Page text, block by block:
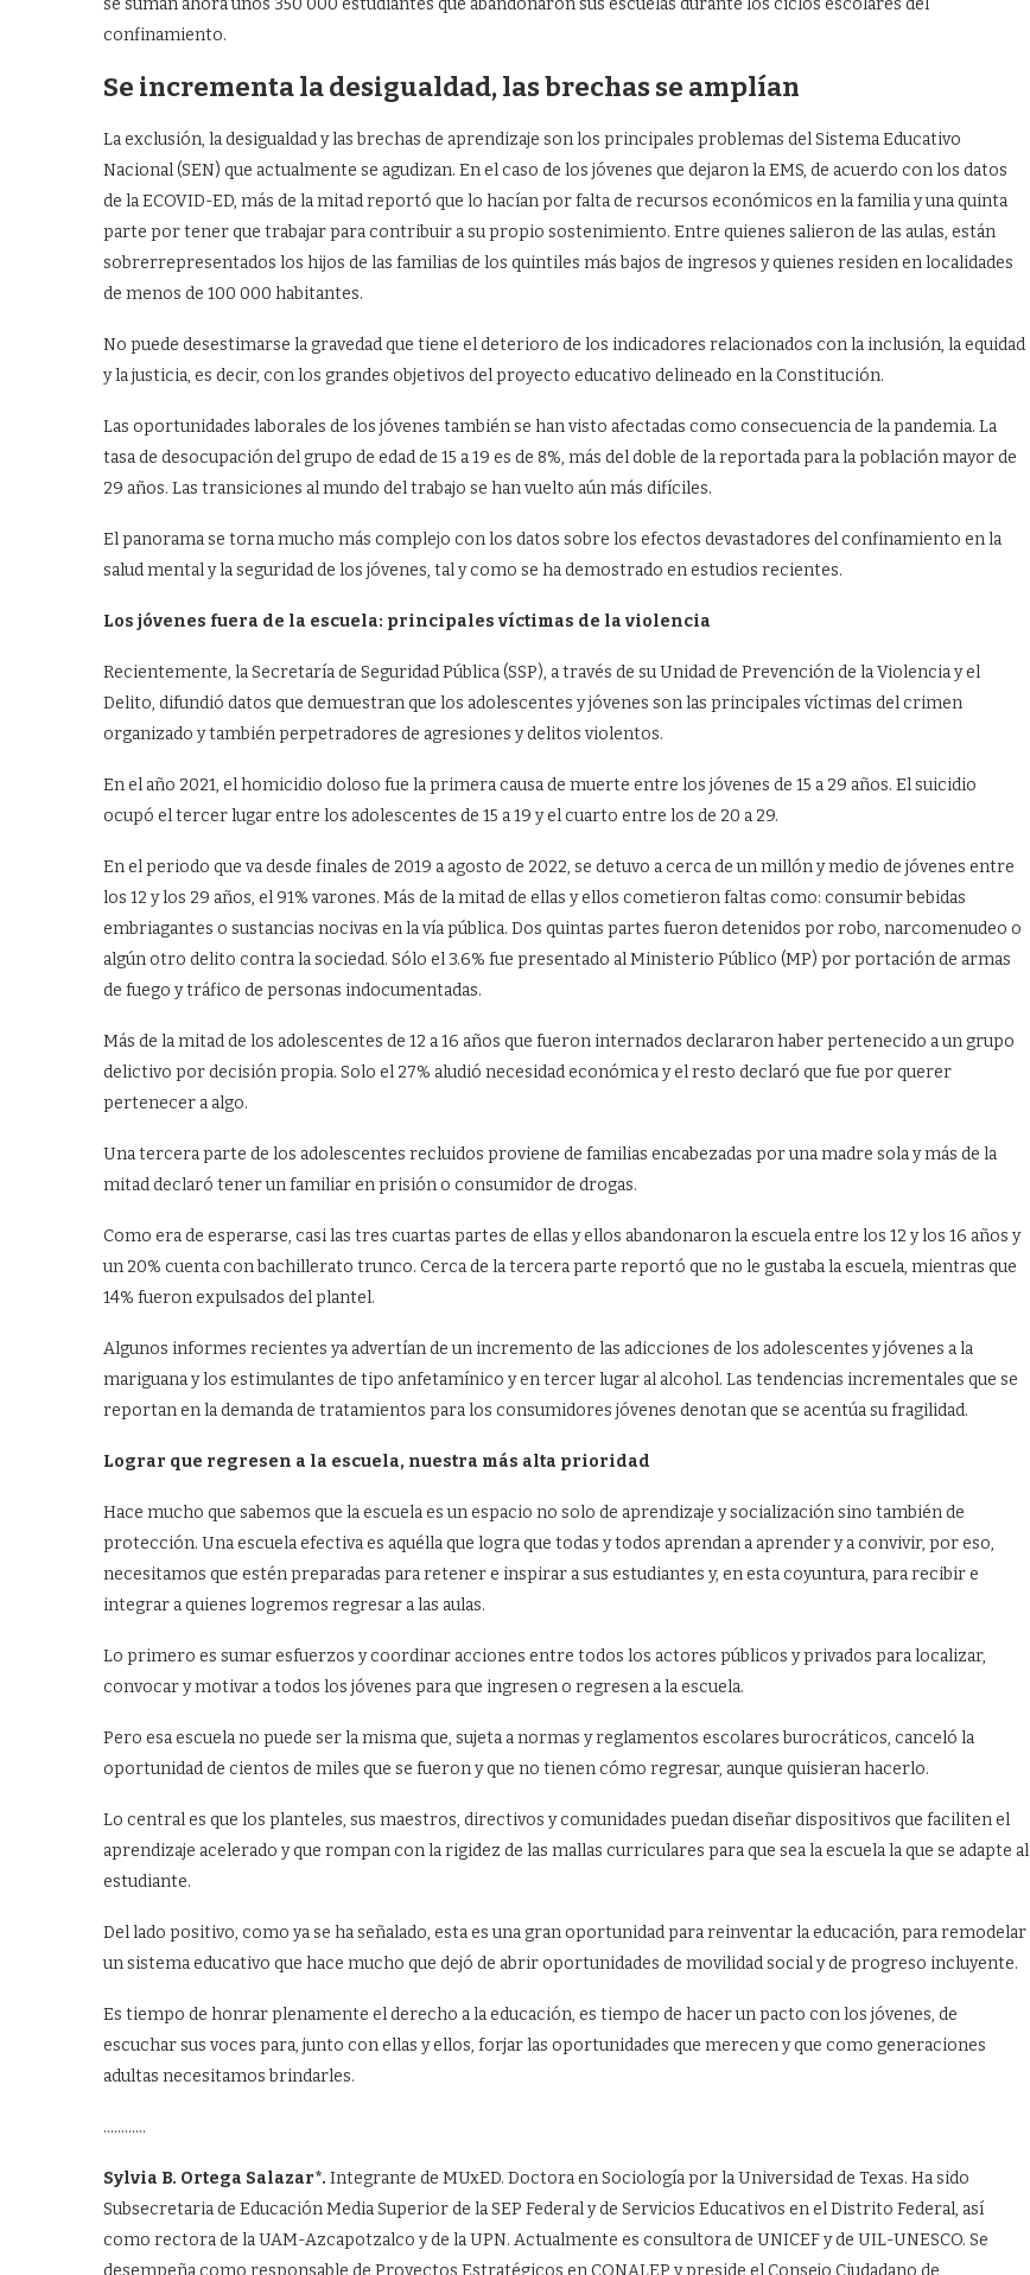
se suman ahora unos 350 000 estudiantes que abandonaron sus escuelas durante los ciclos escolares del
confinamiento.
Se incrementa la desigualdad, las brechas se amplían
La exclusión, la desigualdad y las brechas de aprendizaje son los principales problemas del Sistema Educativo
Nacional (SEN) que actualmente se agudizan. En el caso de los jóvenes que dejaron la EMS, de acuerdo con los datos
de la ECOVID-ED, más de la mitad reportó que lo hacían por falta de recursos económicos en la familia y una quinta
parte por tener que trabajar para contribuir a su propio sostenimiento. Entre quienes salieron de las aulas, están
sobrerrepresentados los hijos de las familias de los quintiles más bajos de ingresos y quienes residen en localidades
de menos de 100 000 habitantes.
No puede desestimarse la gravedad que tiene el deterioro de los indicadores relacionados con la inclusión, la equidad
y la justicia, es decir, con los grandes objetivos del proyecto educativo delineado en la Constitución.
Las oportunidades laborales de los jóvenes también se han visto afectadas como consecuencia de la pandemia. La
tasa de desocupación del grupo de edad de 15 a 19 es de 8%, más del doble de la reportada para la población mayor de
29 años. Las transiciones al mundo del trabajo se han vuelto aún más difíciles.
El panorama se torna mucho más complejo con los datos sobre los efectos devastadores del confinamiento en la
salud mental y la seguridad de los jóvenes, tal y como se ha demostrado en estudios recientes.
Los jóvenes fuera de la escuela: principales víctimas de la violencia
Recientemente, la Secretaría de Seguridad Pública (SSP), a través de su Unidad de Prevención de la Violencia y el
Delito, difundió datos que demuestran que los adolescentes y jóvenes son las principales víctimas del crimen
organizado y también perpetradores de agresiones y delitos violentos.
En el año 2021, el homicidio doloso fue la primera causa de muerte entre los jóvenes de 15 a 29 años. El suicidio
ocupó el tercer lugar entre los adolescentes de 15 a 19 y el cuarto entre los de 20 a 29.
En el periodo que va desde finales de 2019 a agosto de 2022, se detuvo a cerca de un millón y medio de jóvenes entre
los 12 y los 29 años, el 91% varones. Más de la mitad de ellas y ellos cometieron faltas como: consumir bebidas
embriagantes o sustancias nocivas en la vía pública. Dos quintas partes fueron detenidos por robo, narcomenudeo o
algún otro delito contra la sociedad. Sólo el 3.6% fue presentado al Ministerio Público (MP) por portación de armas
de fuego y tráfico de personas indocumentadas.
Más de la mitad de los adolescentes de 12 a 16 años que fueron internados declararon haber pertenecido a un grupo
delictivo por decisión propia. Solo el 27% aludió necesidad económica y el resto declaró que fue por querer
pertenecer a algo.
Una tercera parte de los adolescentes recluidos proviene de familias encabezadas por una madre sola y más de la
mitad declaró tener un familiar en prisión o consumidor de drogas.
Como era de esperarse, casi las tres cuartas partes de ellas y ellos abandonaron la escuela entre los 12 y los 16 años y
un 20% cuenta con bachillerato trunco. Cerca de la tercera parte reportó que no le gustaba la escuela, mientras que
14% fueron expulsados del plantel.
Algunos informes recientes ya advertían de un incremento de las adicciones de los adolescentes y jóvenes a la
mariguana y los estimulantes de tipo anfetamínico y en tercer lugar al alcohol. Las tendencias incrementales que se
reportan en la demanda de tratamientos para los consumidores jóvenes denotan que se acentúa su fragilidad.
Lograr que regresen a la escuela, nuestra más alta prioridad
Hace mucho que sabemos que la escuela es un espacio no solo de aprendizaje y socialización sino también de
protección. Una escuela efectiva es aquélla que logra que todas y todos aprendan a aprender y a convivir, por eso,
necesitamos que estén preparadas para retener e inspirar a sus estudiantes y, en esta coyuntura, para recibir e
integrar a quienes logremos regresar a las aulas.
Lo primero es sumar esfuerzos y coordinar acciones entre todos los actores públicos y privados para localizar,
convocar y motivar a todos los jóvenes para que ingresen o regresen a la escuela.
Pero esa escuela no puede ser la misma que, sujeta a normas y reglamentos escolares burocráticos, canceló la
oportunidad de cientos de miles que se fueron y que no tienen cómo regresar, aunque quisieran hacerlo.
Lo central es que los planteles, sus maestros, directivos y comunidades puedan diseñar dispositivos que faciliten el
aprendizaje acelerado y que rompan con la rigidez de las mallas curriculares para que sea la escuela la que se adapte al
estudiante.
Del lado positivo, como ya se ha señalado, esta es una gran oportunidad para reinventar la educación, para remodelar
un sistema educativo que hace mucho que dejó de abrir oportunidades de movilidad social y de progreso incluyente.
Es tiempo de honrar plenamente el derecho a la educación, es tiempo de hacer un pacto con los jóvenes, de
escuchar sus voces para, junto con ellas y ellos, forjar las oportunidades que merecen y que como generaciones
adultas necesitamos brindarles.
…………
Sylvia B. Ortega Salazar*. Integrante de MUxED. Doctora en Sociología por la Universidad de Texas. Ha sido
Subsecretaria de Educación Media Superior de la SEP Federal y de Servicios Educativos en el Distrito Federal, así
como rectora de la UAM-Azcapotzalco y de la UPN. Actualmente es consultora de UNICEF y de UIL-UNESCO. Se
desempeña como responsable de Proyectos Estratégicos en CONALEP y preside el Consejo Ciudadano de